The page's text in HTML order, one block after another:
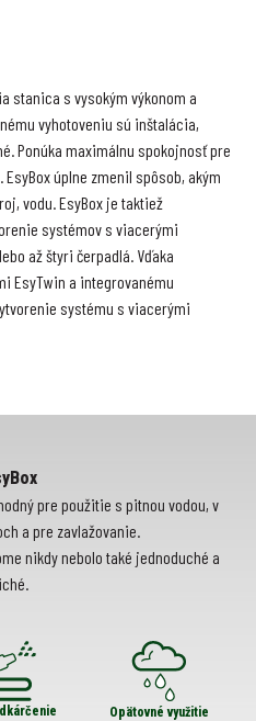
stanica s vysokým výkonom a
vyhotoveniu sú inštalácia,
Ponúka maximálnu spokojnosť pre
úplne zmenil spôsob, akým
vodu. EsyBox je taktiež
systémov s viacerými
až štyri čerpadlá. Vďaka
EsyTwin a integrovanému
systému s viacerými
pre použitie s pitnou vodou, v
a pre zavlažovanie.
nikdy nebolo také jednoduché a
Opätovné využitie